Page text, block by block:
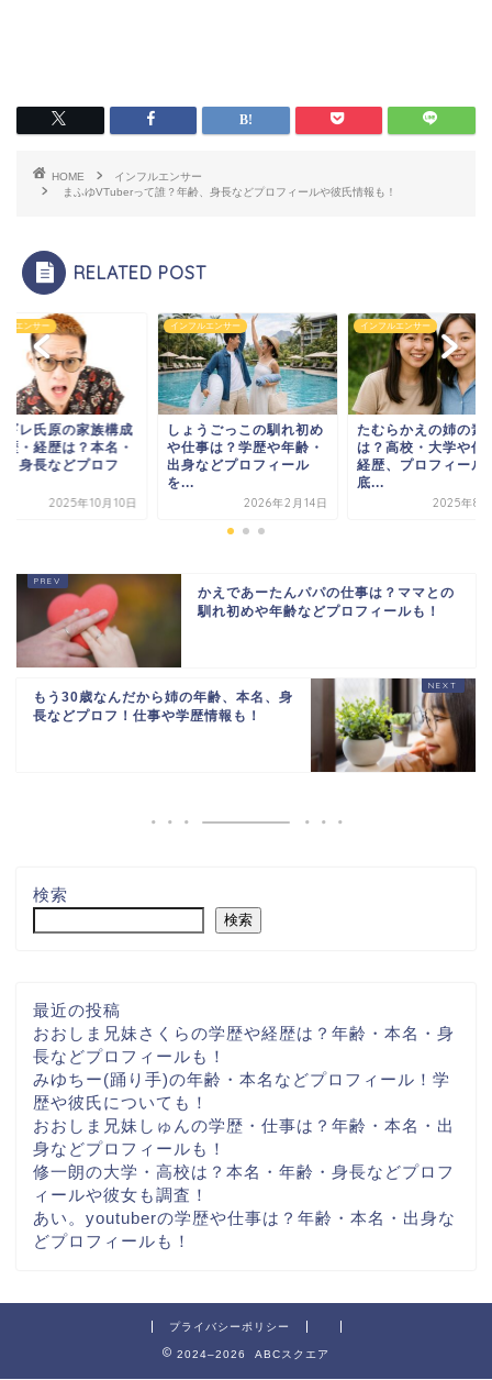
HOME
インフルエンサー
まふゆVTuberって誰？年齢、身長などプロフィールや彼氏情報も！
RELATED POST
ルエンサー
ギレ氏原の家族構成
歴・経歴は？本名・
・身長などプロフ
2025年10月10日
インフルエンサー
しょうごっこの馴れ初め
や仕事は？学歴や年齢・
出身などプロフィール
を...
2026年2月14日
インフルエンサー
たむらかえの姉の素
は？高校・大学や仕
経歴、プロフィール
底...
2025年8
かえであーたんパパの仕事は？ママとの
馴れ初めや年齢などプロフィールも！
もう30歳なんだから姉の年齢、本名、身
長などプロフ！仕事や学歴情報も！
検索
検索
最近の投稿
おおしま兄妹さくらの学歴や経歴は？年齢・本名・身
長などプロフィールも！
みゆちー(踊り手)の年齢・本名などプロフィール！学
歴や彼氏についても！
おおしま兄妹しゅんの学歴・仕事は？年齢・本名・出
身などプロフィールも！
修一朗の大学・高校は？本名・年齢・身長などプロフ
ィールや彼女も調査！
あい。youtuberの学歴や仕事は？年齢・本名・出身な
どプロフィールも！
プライバシーポリシー
2024–2026 ABCスクエア